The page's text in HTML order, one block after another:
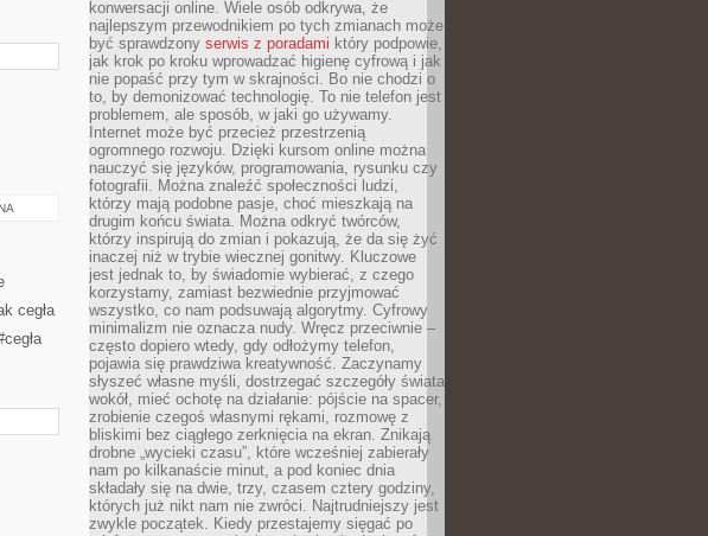
cegła
konwersacji online. Wiele osób odkrywa, że
najlepszym przewodnikiem po tych zmianach może
być sprawdzony serwis z poradami który podpowie,
jak krok po kroku wprowadzać higienę cyfrową i jak
nie popaść przy tym w skrajności. Bo nie chodzi o
to, by demonizować technologię. To nie telefon jest
problemem, ale sposób, w jaki go używamy.
Internet może być przecież przestrzenią
ogromnego rozwoju. Dzięki kursom online można
nauczyć się języków, programowania, rysunku czy
fotografii. Można znaleźć społeczności ludzi,
którzy mają podobne pasje, choć mieszkają na
drugim końcu świata. Można odkryć twórców,
którzy inspirują do zmian i pokazują, że da się żyć
inaczej niż w trybie wiecznej gonitwy. Kluczowe
jest jednak to, by świadomie wybierać, z czego
korzystamy, zamiast bezwiednie przyjmować
wszystko, co nam podsuwają algorytmy. Cyfrowy
minimalizm nie oznacza nudy. Wręcz przeciwnie –
często dopiero wtedy, gdy odłożymy telefon,
pojawia się prawdziwa kreatywność. Zaczynamy
słyszeć własne myśli, dostrzegać szczegóły świata
wokół, mieć ochotę na działanie: pójście na spacer,
zrobienie czegoś własnymi rękami, rozmowę z
bliskimi bez ciągłego zerknięcia na ekran. Znikają
drobne „wycieki czasu”, które wcześniej zabierały
nam po kilkanaście minut, a pod koniec dnia
składały się na dwie, trzy, czasem cztery godziny,
których już nikt nam nie zwróci. Najtrudniejszy jest
zwykle początek. Kiedy przestajemy sięgać po